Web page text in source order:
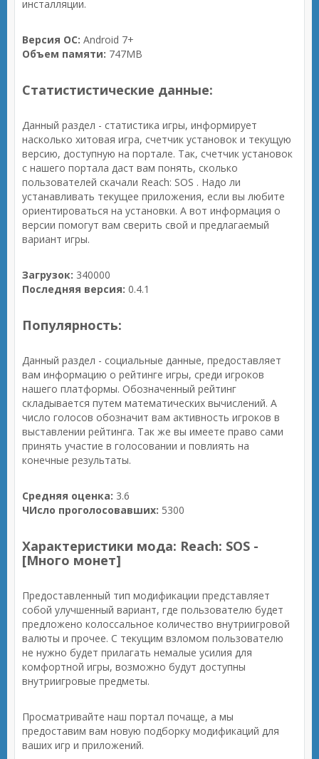
инсталляции.
Версия ОС: Android 7+
Объем памяти: 747MB
Статистистические данные:
Данный раздел - статистика игры, информирует
насколько хитовая игра, счетчик установок и текущую
версию, доступную на портале. Так, счетчик установок
с нашего портала даст вам понять, сколько
пользователей скачали Reach: SOS . Надо ли
устанавливать текущее приложения, если вы любите
ориентироваться на установки. А вот информация о
версии помогут вам сверить свой и предлагаемый
вариант игры.
Загрузок: 340000
Последняя версия: 0.4.1
Популярность:
Данный раздел - социальные данные, предоставляет
вам информацию о рейтинге игры, среди игроков
нашего платформы. Обозначенный рейтинг
складывается путем математических вычислений. А
число голосов обозначит вам активность игроков в
выставлении рейтинга. Так же вы имеете право сами
принять участие в голосовании и повлиять на
конечные результаты.
Средняя оценка: 3.6
ЧИсло проголосовавших: 5300
Характеристики мода: Reach: SOS -
[Много монет]
Предоставленный тип модификации представляет
собой улучшенный вариант, где пользователю будет
предложено колоссальное количество внутриигровой
валюты и прочее. С текущим взломом пользователю
не нужно будет прилагать немалые усилия для
комфортной игры, возможно будут доступны
внутриигровые предметы.
Просматривайте наш портал почаще, а мы
предоставим вам новую подборку модификаций для
ваших игр и приложений.